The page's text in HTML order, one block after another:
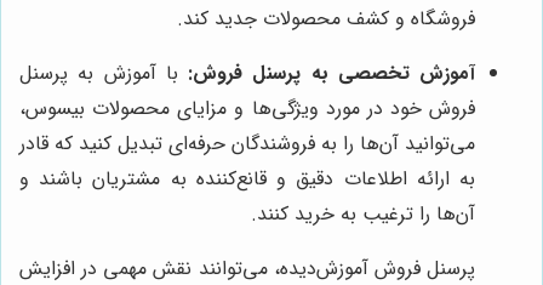
فروشگاه و کشف محصولات جدید کند.
آموزش تخصصی به پرسنل فروش: با آموزش به پرسنل
فروش خود در مورد ویژگی‌ها و مزایای محصولات بیسوس،
می‌توانید آن‌ها را به فروشندگان حرفه‌ای تبدیل کنید که قادر
به ارائه اطلاعات دقیق و قانع‌کننده به مشتریان باشند و
آن‌ها را ترغیب به خرید کنند.
پرسنل فروش آموزش‌دیده، می‌توانند نقش مهمی در افزایش